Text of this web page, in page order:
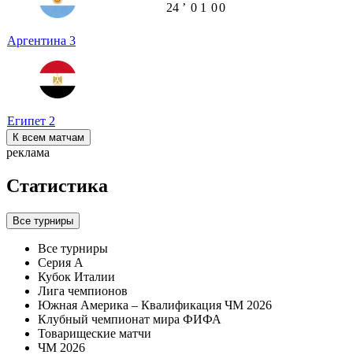
Аргентина 3
Египет 2
24 ʼ 0 1 00
К всем матчам
реклама
Статистика
Все турниры
Все турниры
Серия А
Кубок Италии
Лига чемпионов
Южная Америка – Квалификация ЧМ 2026
Клубный чемпионат мира ФИФА
Товарищеские матчи
ЧМ 2026